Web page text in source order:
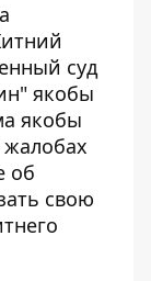
суд
якобы
якобы
об
свою